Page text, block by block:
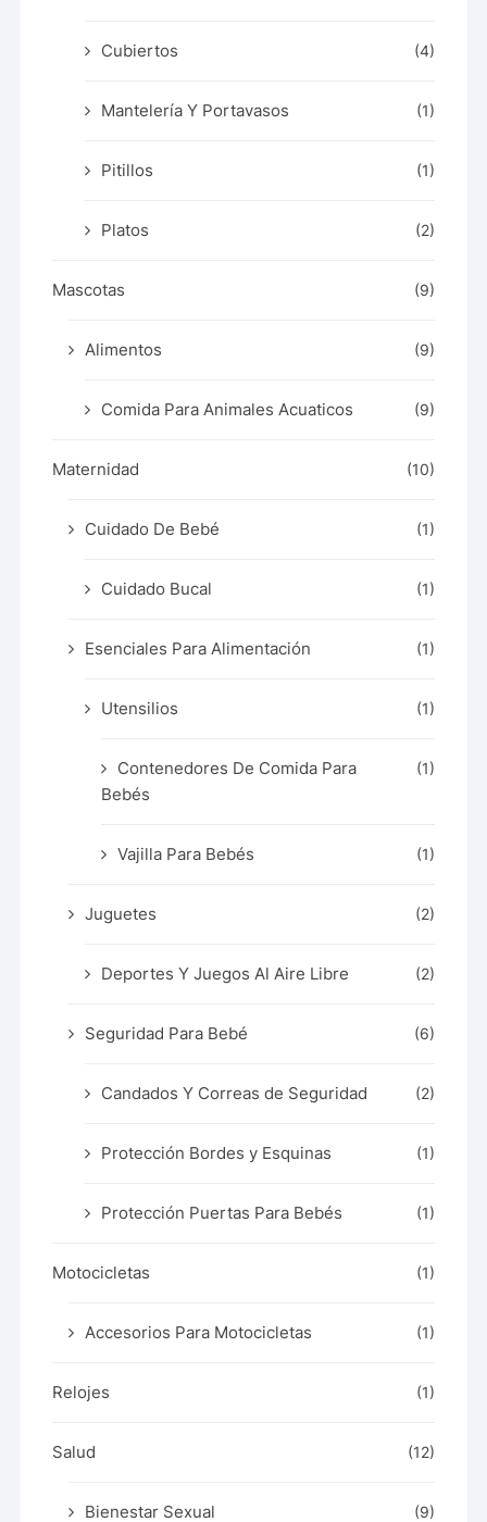
Cubiertos (4)
Mantelería Y Portavasos (1)
Pitillos (1)
Platos (2)
Mascotas (9)
Alimentos (9)
Comida Para Animales Acuaticos (9)
Maternidad (10)
Cuidado De Bebé (1)
Cuidado Bucal (1)
Esenciales Para Alimentación (1)
Utensilios (1)
Contenedores De Comida Para
Bebés
(1)
Vajilla Para Bebés (1)
Juguetes (2)
Deportes Y Juegos Al Aire Libre (2)
Seguridad Para Bebé (6)
Candados Y Correas de Seguridad (2)
Protección Bordes y Esquinas (1)
Protección Puertas Para Bebés (1)
Motocicletas (1)
Accesorios Para Motocicletas (1)
Relojes (1)
Salud (12)
Bienestar Sexual (9)